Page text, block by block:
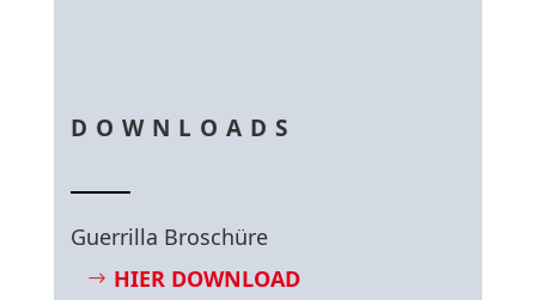
DOWNLOADS
Guerrilla Broschüre
HIER DOWNLOAD